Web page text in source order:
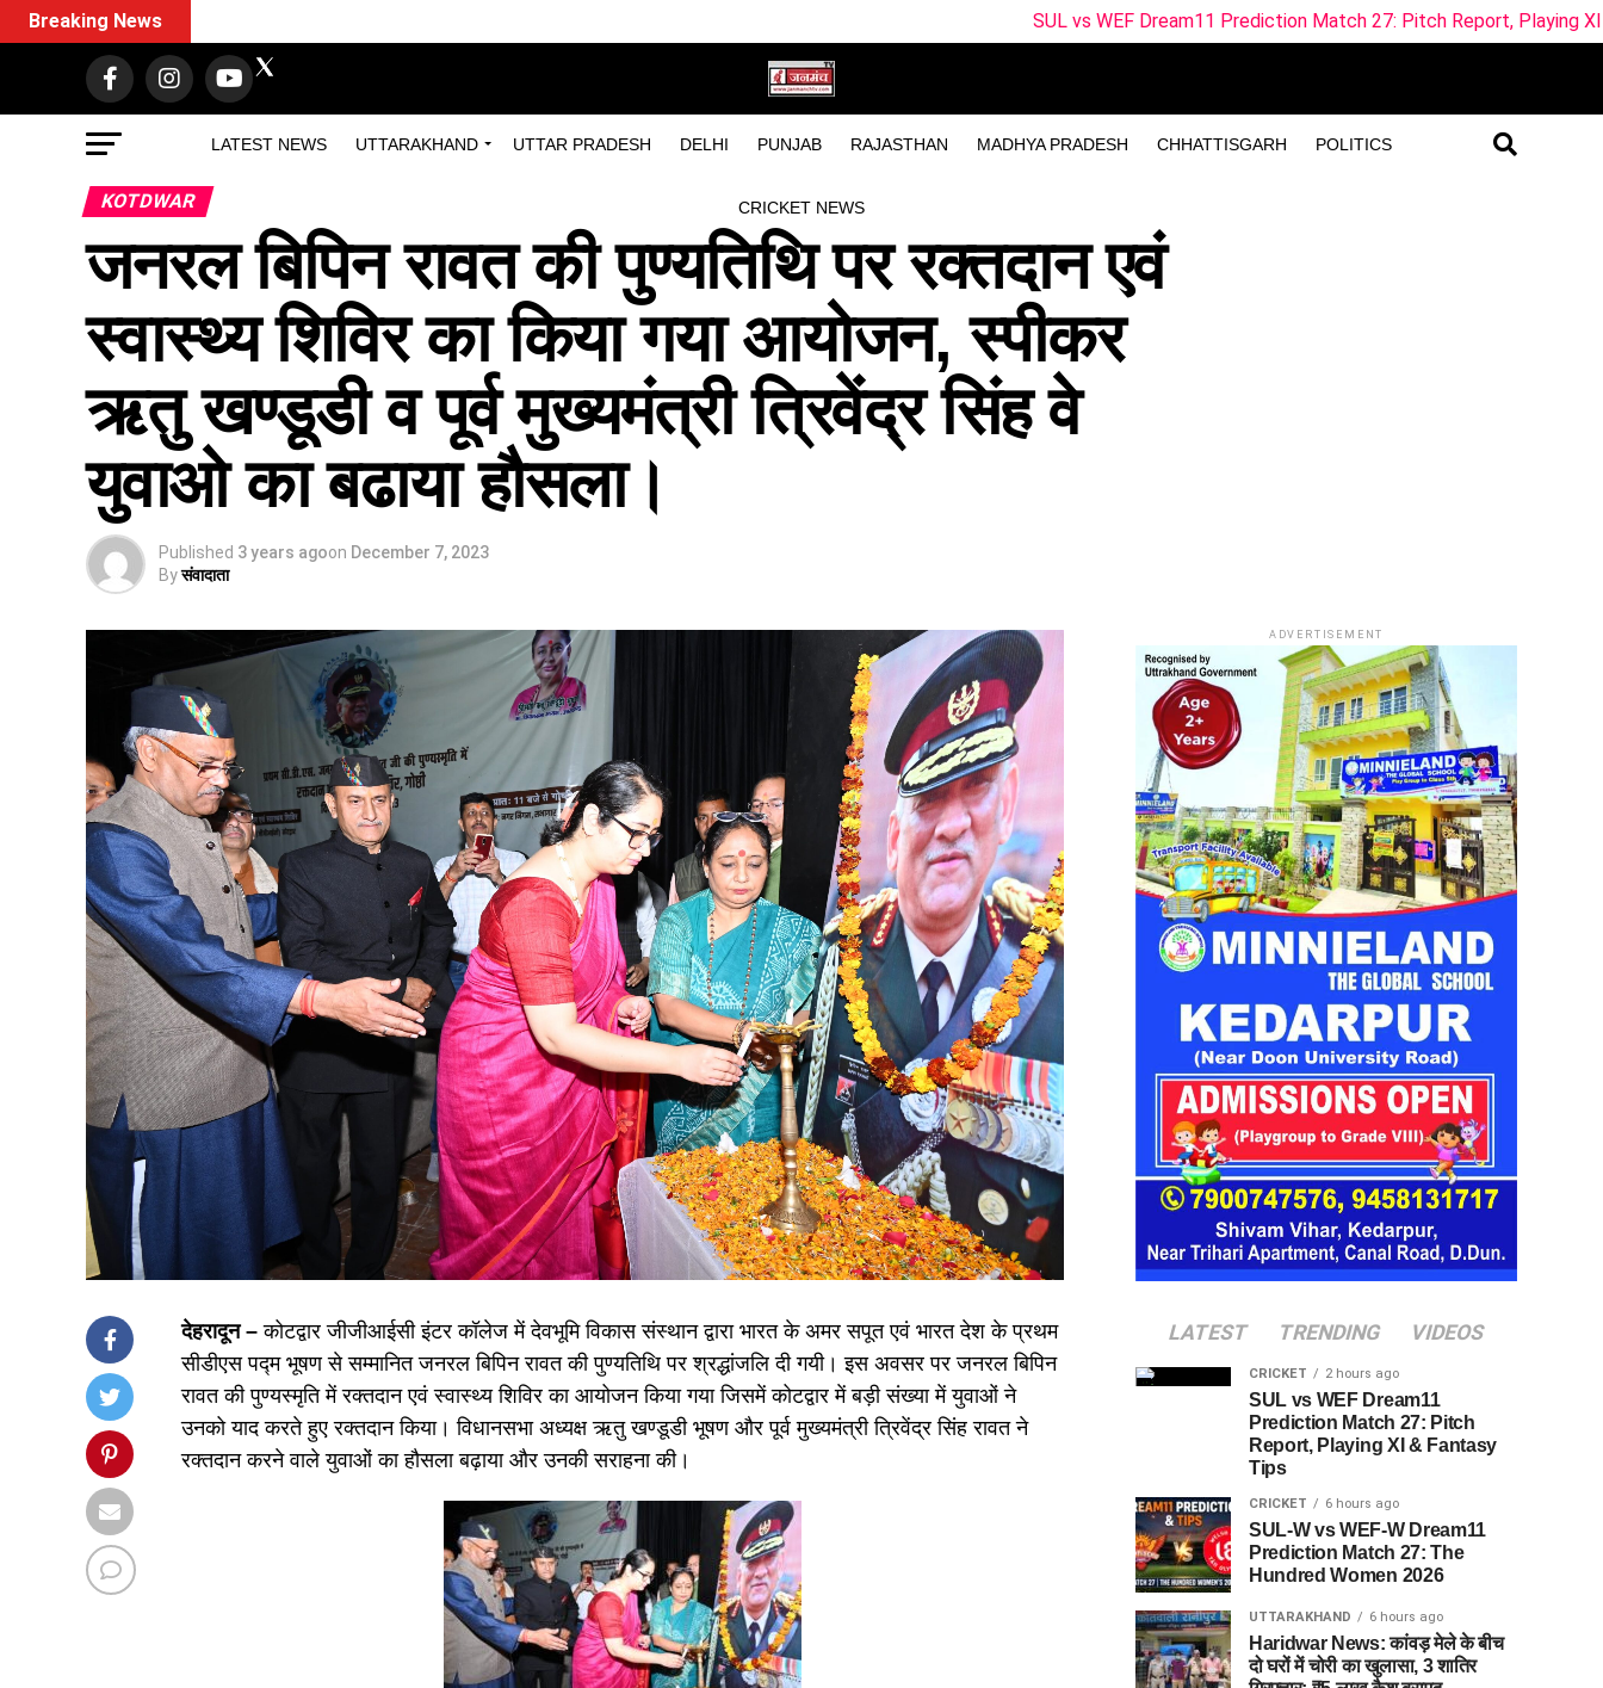
LATEST NEWS UTTARAKHAND UTTAR PRADESH DELHI PUNJAB RAJASTHAN MADHYA PRADESH CHHATTISGARH POLITICS
CRICKET NEWS
Breaking News SUL vs WEF Dream11 Prediction Match 27: Pitch Report, Playing XI & Fantasy Tips
KOTDWAR
जनरल बिपिन रावत की पुण्यतिथि पर रक्तदान एवं
स्वास्थ्य शिविर का किया गया आयोजन, स्पीकर
ऋतु खण्डूडी व पूर्व मुख्यमंत्री त्रिवेंद्र सिंह वे
युवाओ का बढाया हौसला।
Published 3 years agoon December 7, 2023
Byसंवादाता
देहरादून – कोटद्वार जीजीआईसी इंटर कॉलेज में देवभूमि विकास संस्थान द्वारा भारत के अमर सपूत एवं भारत देश के प्रथम
सीडीएस पद्म भूषण से सम्मानित जनरल बिपिन रावत की पुण्यतिथि पर श्रद्धांजलि दी गयी। इस अवसर पर जनरल बिपिन
रावत की पुण्यस्मृति में रक्तदान एवं स्वास्थ्य शिविर का आयोजन किया गया जिसमें कोटद्वार में बड़ी संख्या में युवाओं ने
उनको याद करते हुए रक्तदान किया। विधानसभा अध्यक्ष ऋतु खण्डूडी भूषण और पूर्व मुख्यमंत्री त्रिवेंद्र सिंह रावत ने
रक्तदान करने वाले युवाओं का हौसला बढ़ाया और उनकी सराहना की।
ADVERTISEMENT
LATEST TRENDING VIDEOS
CRICKET 2 hours ago
SUL vs WEF Dream11
Prediction Match 27: Pitch
Report, Playing XI & Fantasy
Tips
CRICKET 6 hours ago
SUL-W vs WEF-W Dream11
Prediction Match 27: The
Hundred Women 2026
UTTARAKHAND 6 hours ago
Haridwar News: कांवड़ मेले के बीच
दो घरों में चोरी का खुलासा, 3 शातिर